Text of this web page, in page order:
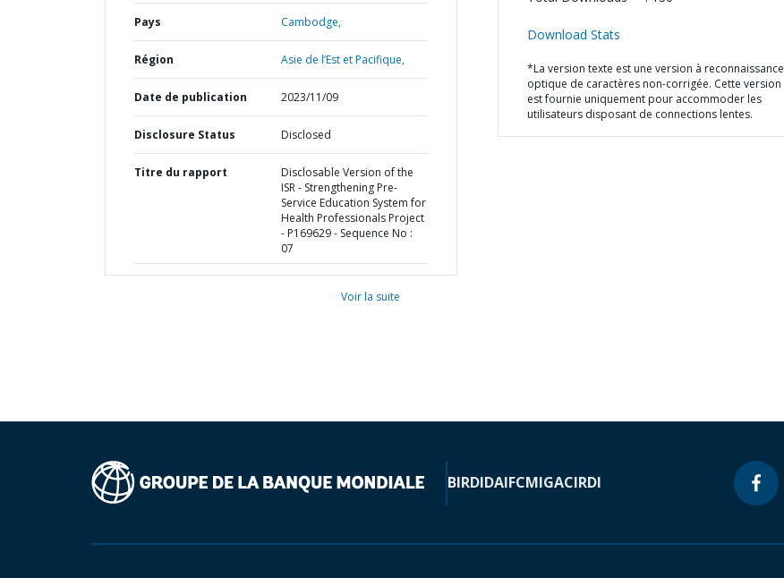
Pays Cambodge,
Région Asie de l’Est et Pacifique,
Date de publication 2023/11/09
Disclosure Status Disclosed
Titre du rapport
Disclosable Version of the
ISR - Strengthening Pre-
Service Education System for
Health Professionals Project
- P169629 - Sequence No :
07
Voir la suite
Download Stats
*La version texte est une version à reconnaissance
optique de caractères non-corrigée. Cette version
est fournie uniquement pour accommoder les
utilisateurs disposant de connections lentes.
BIRDIDAIFCMIGACIRDI